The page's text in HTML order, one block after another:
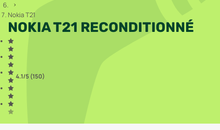
Nokia T21
NOKIA T21 RECONDITIONNÉ
4.1/5 (150)